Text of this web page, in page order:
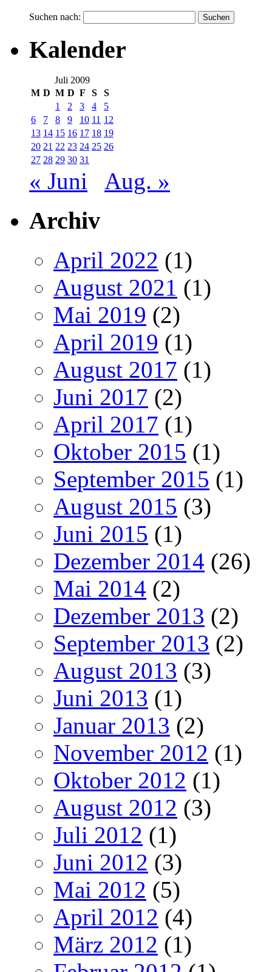
Suchen nach:
Kalender
Juli 2009
M D M D F S
S
1
2 3 4
5
6
7 8 9 10 11 12
13 14 15 16 17 18 19
20 21 22 23 24 25 26
27 28 29 30 31
« Juni Aug. »
Archiv
April 2022 (1)
August 2021 (1)
Mai 2019 (2)
April 2019 (1)
August 2017 (1)
Juni 2017 (2)
April 2017 (1)
Oktober 2015 (1)
September 2015 (1)
August 2015 (3)
Juni 2015 (1)
Dezember 2014 (26)
Mai 2014 (2)
Dezember 2013 (2)
September 2013 (2)
August 2013 (3)
Juni 2013 (1)
Januar 2013 (2)
November 2012 (1)
Oktober 2012 (1)
August 2012 (3)
Juli 2012 (1)
Juni 2012 (3)
Mai 2012 (5)
April 2012 (4)
März 2012 (1)